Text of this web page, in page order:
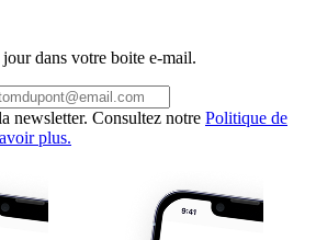
dans votre boite e-mail.
newsletter. Consultez notre Politique de
plus.